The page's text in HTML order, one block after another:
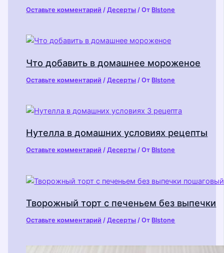
Оставьте комментарий /Десерты / От Blstone
Что добавить в домашнее мороженое
Оставьте комментарий /Десерты / От Blstone
Нутелла в домашних условиях рецепты
Оставьте комментарий /Десерты / От Blstone
Творожный торт с печеньем без выпечки
Оставьте комментарий /Десерты / От Blstone